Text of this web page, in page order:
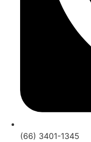
(66) 3401-1345